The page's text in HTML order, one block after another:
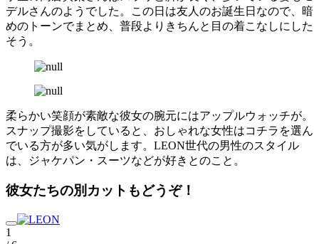
デルさんのようでした。この日は友人のお誕生日なので、暗
めのトーンでまとめ、普段よりきちんと目の着こなしにした
そう。
柔らかい笑顔が素敵な彼女の腕元にはアップルウォッチが。
スナップ撮影をしていると、おしゃれな女性はコチラを選ん
でいる方が多い気がします。LEON世代の男性のスタイル
は、ジャケパン・スーツなどが好きとのこと。
彼女たちの別カットもどうぞ！
1